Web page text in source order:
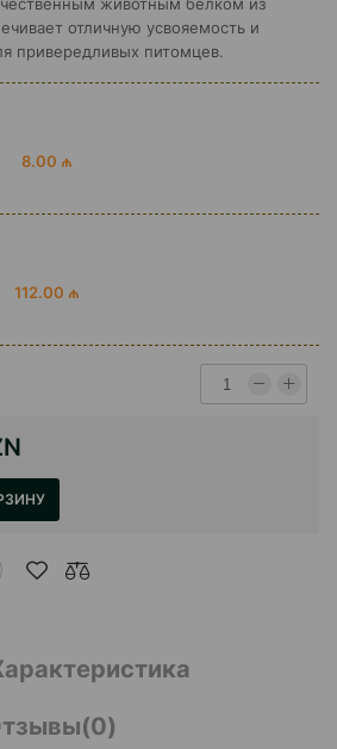
отличную усвояемость и
привередливых питомцев.
8.00 ₼
112.00 ₼